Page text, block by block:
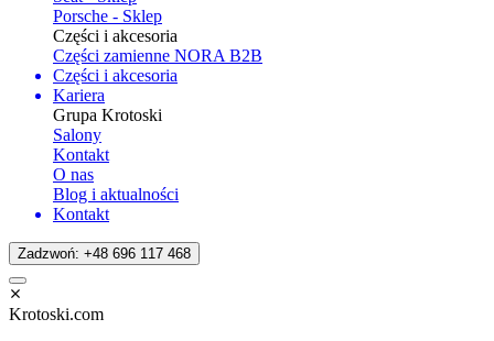
Porsche - Sklep
Części i akcesoria
Części zamienne NORA B2B
Części i akcesoria
Kariera
Grupa Krotoski
Salony
Kontakt
O nas
Blog i aktualności
Kontakt
Zadzwoń: +48 696 117 468
Krotoski.com